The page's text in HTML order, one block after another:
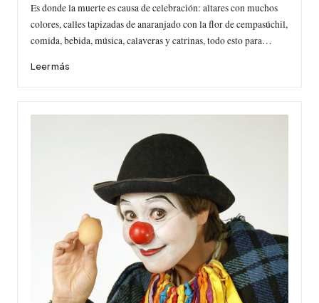
Es donde la muerte es causa de celebración: altares con muchos
colores, calles tapizadas de anaranjado con la flor de cempasúchil,
comida, bebida, música, calaveras y catrinas, todo esto para…
Leer más